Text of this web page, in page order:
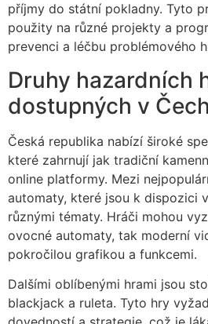
příjmy do státní pokladny. Tyto
použity na různé projekty a
prevenci a léčbu problémového
Druhy hazardních
dostupných v
Česká republika nabízí široké
které zahrnují jak tradiční
online platformy. Mezi
automaty, které jsou k dispozici
různými tématy. Hráči mohou
ovocné automaty, tak moderní
pokročilou grafikou a funkcemi.
Dalšími oblíbenými hrami jsou
blackjack a ruleta. Tyto hry